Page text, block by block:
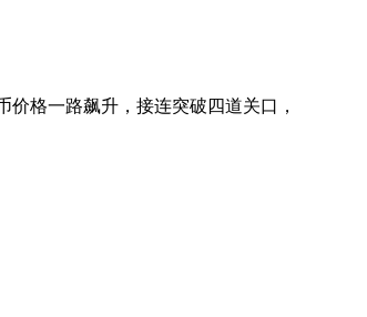
格一路飙升，接连突破四道关口，